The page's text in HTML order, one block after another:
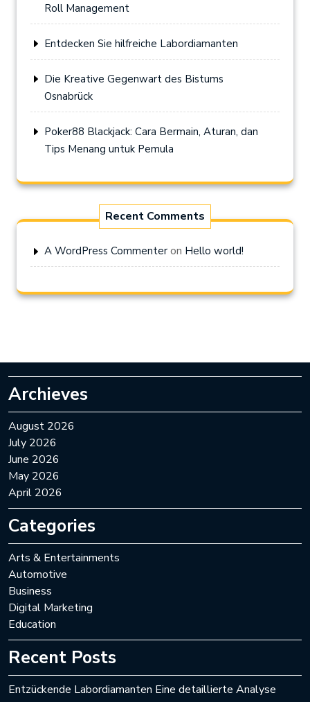
Roll Management
Entdecken Sie hilfreiche Labordiamanten
Die Kreative Gegenwart des Bistums
Osnabrück
Poker88 Blackjack: Cara Bermain, Aturan, dan
Tips Menang untuk Pemula
Recent Comments
A WordPress Commenter on Hello world!
Archieves
August 2026
July 2026
June 2026
May 2026
April 2026
Categories
Arts & Entertainments
Automotive
Business
Digital Marketing
Education
Recent Posts
Entzückende Labordiamanten Eine detaillierte Analyse